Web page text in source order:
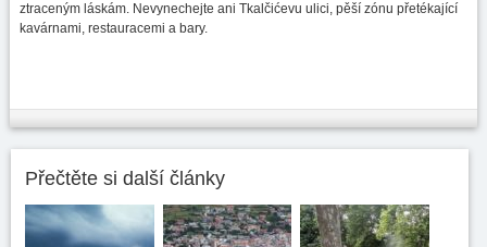
ztraceným láskám. Nevynechejte ani Tkalčićevu ulici, pěší zónu přetékající
kavárnami, restauracemi a bary.
Přečtěte si další články